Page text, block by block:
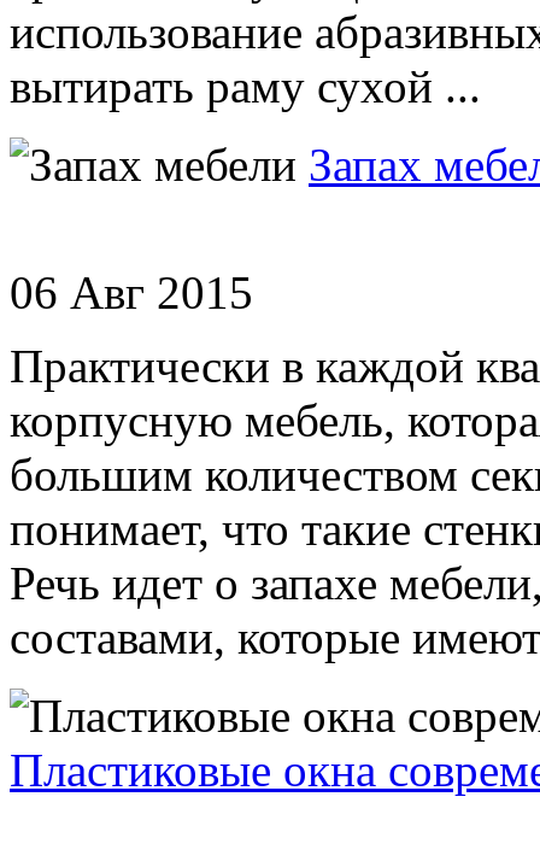
использование
вытирать раму сухой ...
Запах
06 Авг 2015
Практически в каждой
корпусную мебель,
большим количеством
понимает, что такие
Речь идет о запахе
составами, которые
Пластиковые окна